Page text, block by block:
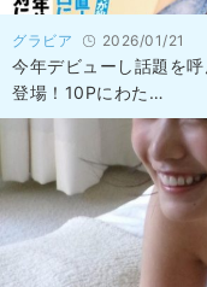
グラビア 2026/01/21
今年デビューし話題を
登場！10Pにわた…